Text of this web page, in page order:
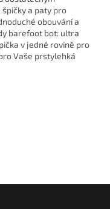
a paty pro
obouvání a
barefoot bot: ultra
v jedné rovině pro
Vaše prstylehká